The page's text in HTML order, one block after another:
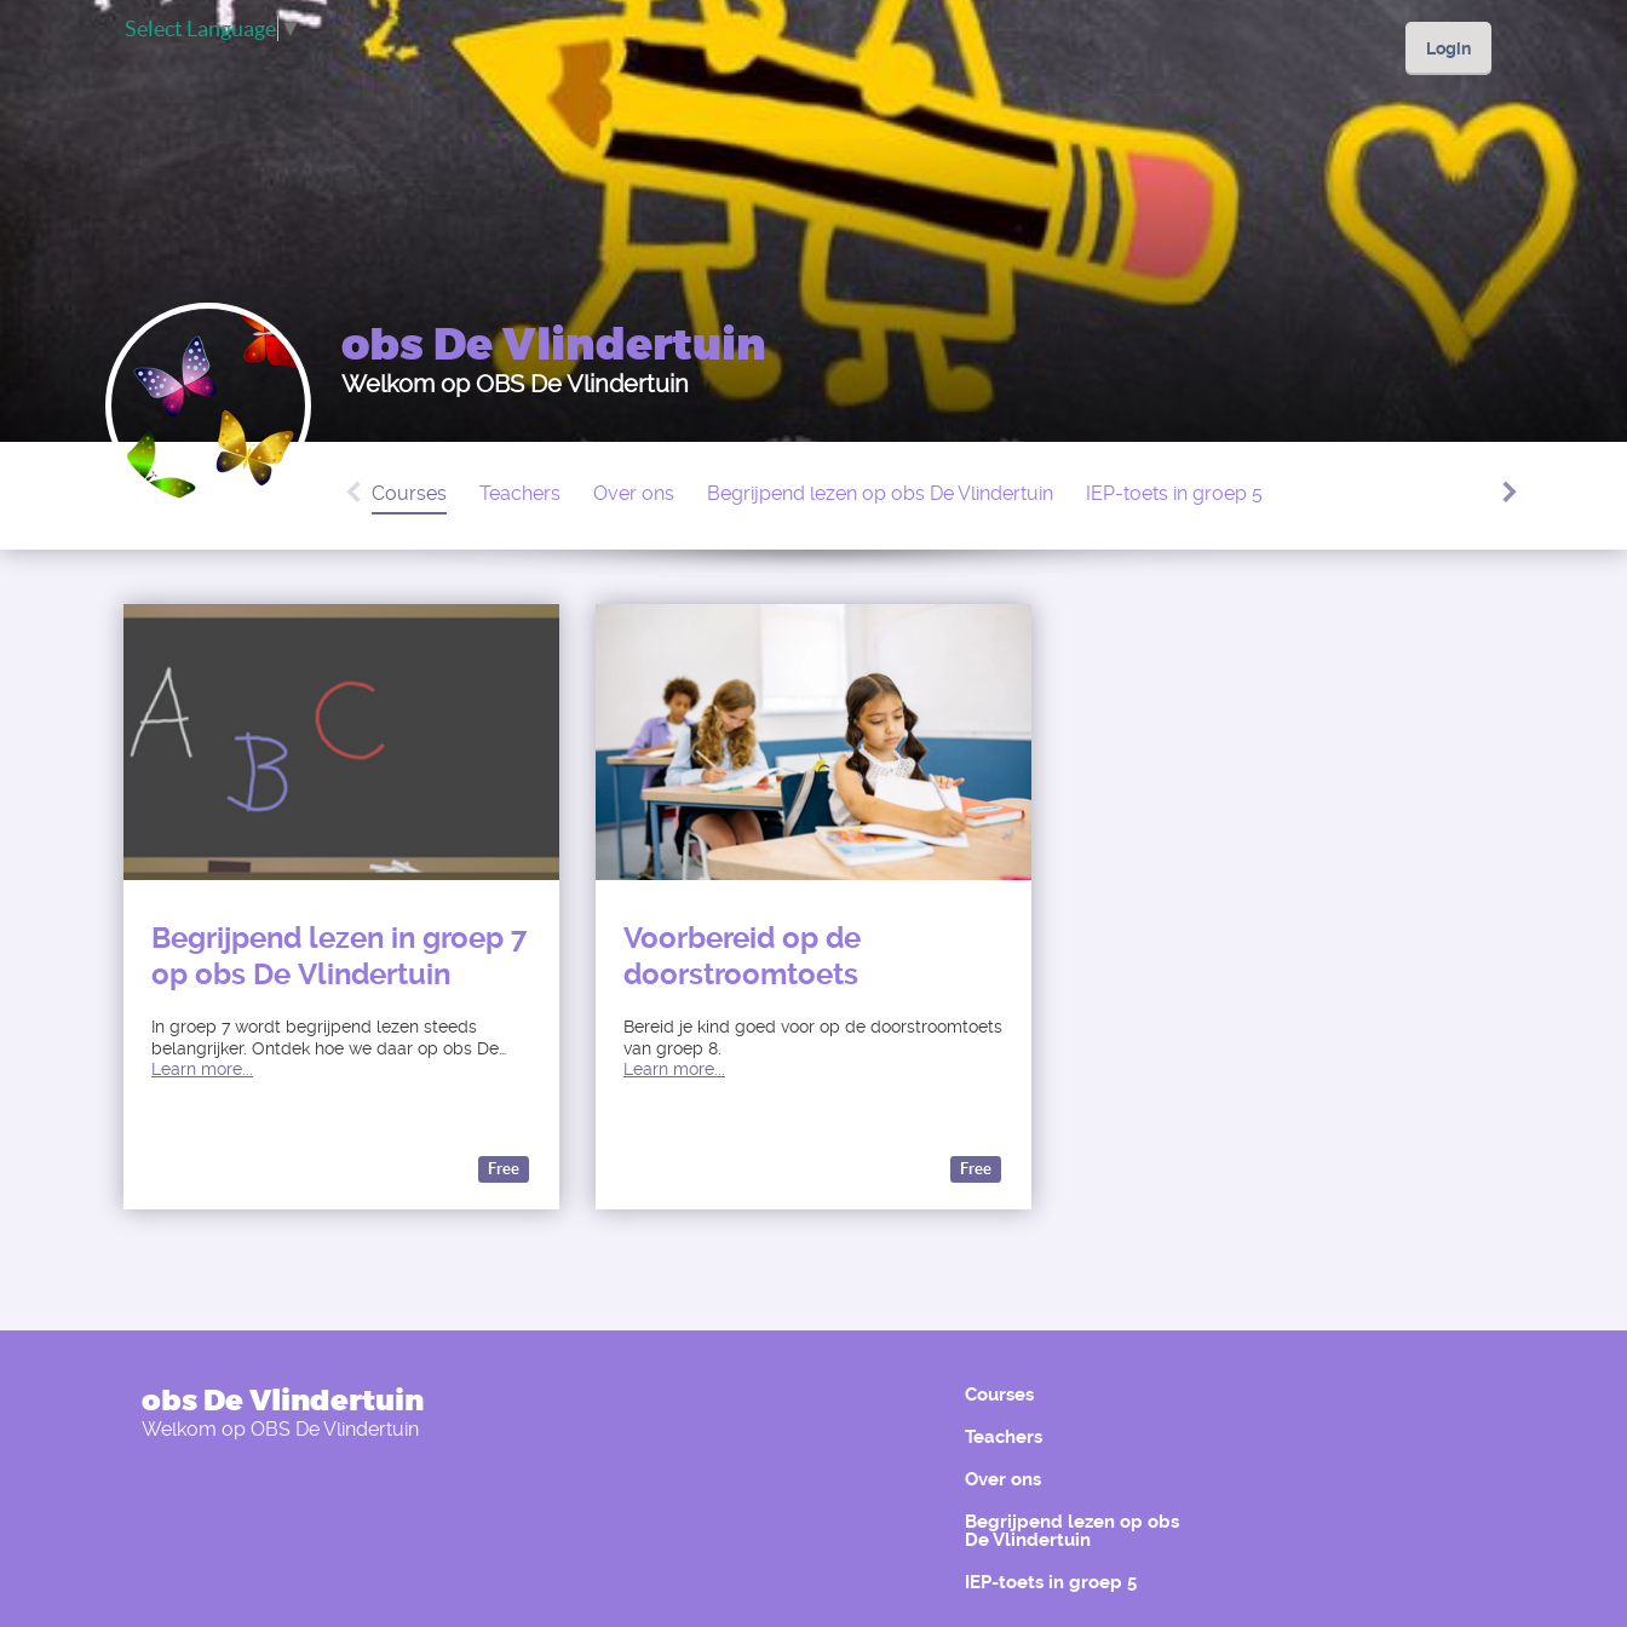
Select Language▼
Login
obs De Vlindertuin
Welkom op OBS De Vlindertuin
Courses Teachers Over ons Begrijpend lezen op obs De Vlindertuin IEP-toets in groep 5
Begrijpend lezen in groep 7
op obs De Vlindertuin
In groep 7 wordt begrijpend lezen steeds
belangrijker. Ontdek hoe we daar op obs De
Vlindertuin vorm aan geven.
Learn more...
Free
Voorbereid op de
doorstroomtoets
Bereid je kind goed voor op de doorstroomtoets
van groep 8.
Learn more...
Free
obs De Vlindertuin
Welkom op OBS De Vlindertuin
Courses
Teachers
Over ons
Begrijpend lezen op obs
De Vlindertuin
IEP-toets in groep 5